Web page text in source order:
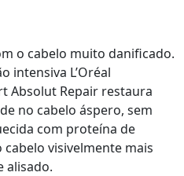
o cabelo muito danificado.
intensiva L’Oréal
Absolut Repair restaura
no cabelo áspero, sem
com proteína de
visivelmente mais
alisado.